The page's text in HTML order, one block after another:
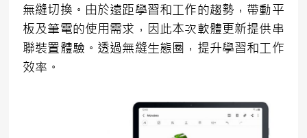
無縫切換。由於遠距學習和工作的趨勢，帶動平
板及筆電的使用需求，因此本次軟體更新提供串
聯裝置體驗。透過無縫生態圈，提升學習和工作
效率。